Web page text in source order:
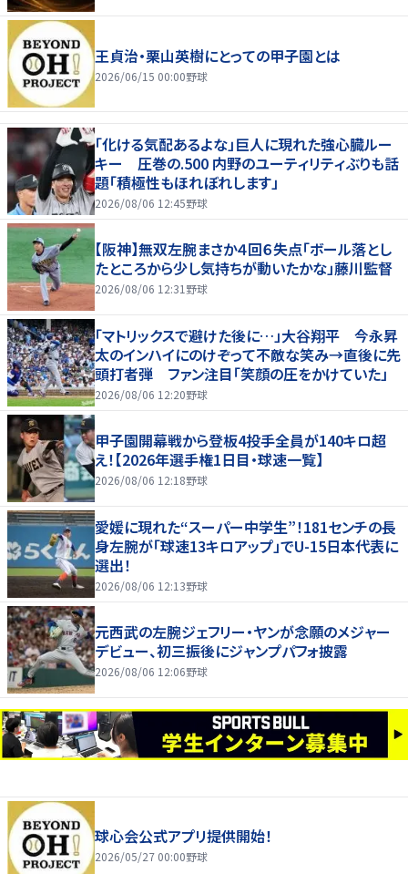
王貞治・栗山英樹にとっての甲子園とは
2026/06/15 00:00野球
「化ける気配あるよな」巨人に現れた強心臓ルー
キー 圧巻の.500 内野のユーティリティぶりも話
題「積極性もほれぼれします」
2026/08/06 12:45野球
【阪神】無双左腕まさか４回６失点「ボール落とし
たところから少し気持ちが動いたかな」藤川監督
2026/08/06 12:31 野球
「マトリックスで避けた後に…」大谷翔平 今永昇
太のインハイにのけぞって不敵な笑み→直後に先
頭打者弾 ファン注目「笑顔の圧をかけていた」
2026/08/06 12:20野球
甲子園開幕戦から登板4投手全員が140キロ超
え！【2026年選手権1日目・球速一覧】
2026/08/06 12:18野球
愛媛に現れた“スーパー中学生”！181センチの長
身左腕が「球速13キロアップ」でU-15日本代表に
選出！
2026/08/06 12:13野球
元西武の左腕ジェフリー・ヤンが念願のメジャー
デビュー、初三振後にジャンプパフォ披露
2026/08/06 12:06野球
球心会公式アプリ提供開始！
2026/05/27 00:00野球